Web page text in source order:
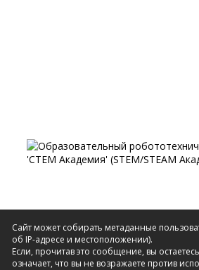
Сайт может собирать метаданные
об IP-адресе и местоположении).
Если, прочитав это сообщение, вы
означает, что вы не возражаете против